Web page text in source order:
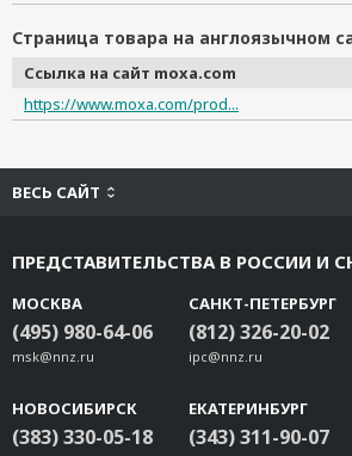
Страница товара на англоязычном
Ссылка на сайт moxa.com
https://www.moxa.com/prod...
ВЕСЬ САЙТ
ПРЕДСТАВИТЕЛЬСТВА В РОССИИ И
МОСКВА
(495) 980-64-06
msk@nnz.ru
САНКТ-ПЕТЕРБУРГ
(812) 326-20-02
ipc@nnz.ru
НОВОСИБИРСК
(383) 330-05-18
ЕКАТЕРИНБУРГ
(343) 311-90-07